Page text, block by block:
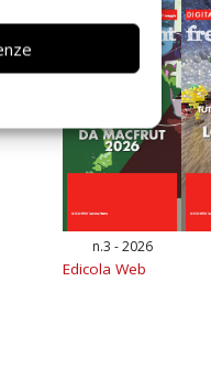
n.3 - 2026
Edicola Web